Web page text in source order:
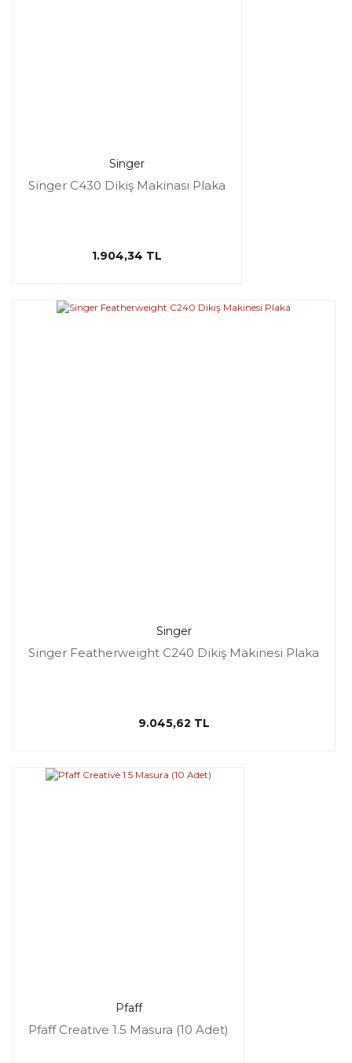
Singer
Singer C430 Dikiş Makinası Plaka
1.904,34 TL
Singer
Singer Featherweight C240 Dikiş Makinesi Plaka
9.045,62 TL
Pfaff
Pfaff Creative 1.5 Masura (10 Adet)